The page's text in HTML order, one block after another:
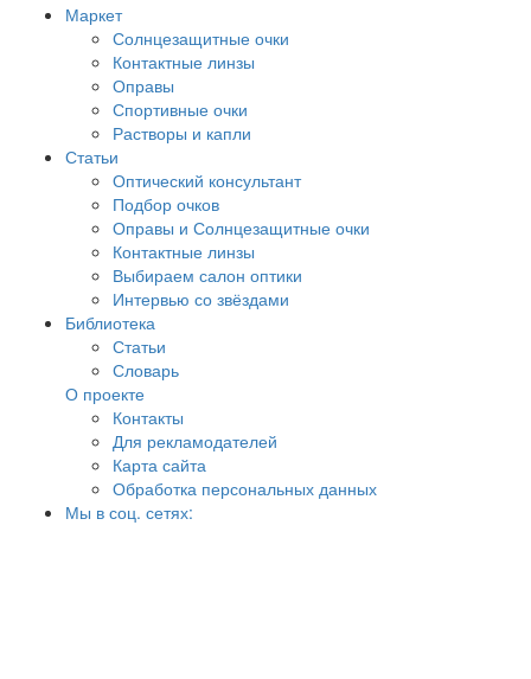
Маркет
Солнцезащитные очки
Контактные линзы
Оправы
Спортивные очки
Растворы и капли
Статьи
Оптический консультант
Подбор очков
Оправы и Солнцезащитные очки
Контактные линзы
Выбираем салон оптики
Интервью со звёздами
Библиотека
Статьи
Словарь
О проекте
Контакты
Для рекламодателей
Карта сайта
Обработка персональных данных
Мы в соц. сетях: